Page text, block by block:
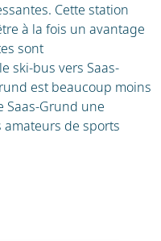
Cette station
à la fois un avantage
sont
ski-bus vers Saas-
est beaucoup moins
Saas-Grund une
de sports